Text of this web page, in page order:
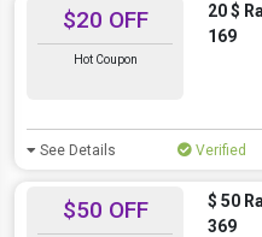
$20 OFF
Hot Coupon
20 $
169
See Details Verified
$50 OFF
$ 50
369